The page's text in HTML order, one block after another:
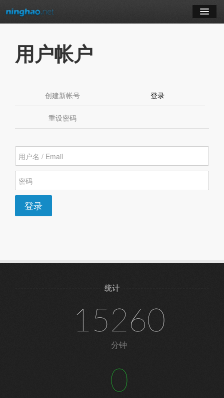
博客
订阅课程
用户帐户
创建新帐号 登录
重设密码
登录
统计
15260
分钟
0